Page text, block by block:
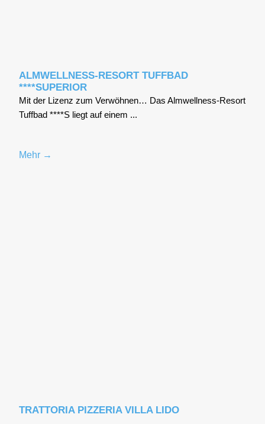
ALMWELLNESS-RESORT TUFFBAD
****SUPERIOR
Mit der Lizenz zum Ver­wöh­nen… Das Alm­well­ness-Resort
Tuff­bad ****S liegt auf einem ...
Mehr →
TRATTORIA PIZZERIA VILLA LIDO